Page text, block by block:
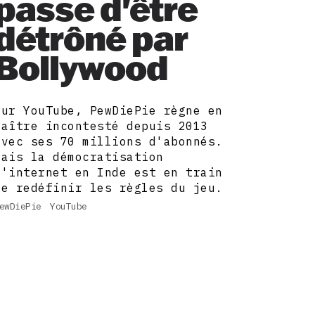
par
YouTube, PewDiePie règne en
incontesté depuis 2013
ses 70 millions d'abonnés.
la démocratisation
en Inde est en train
redéfinir les règles du jeu.
YouTube